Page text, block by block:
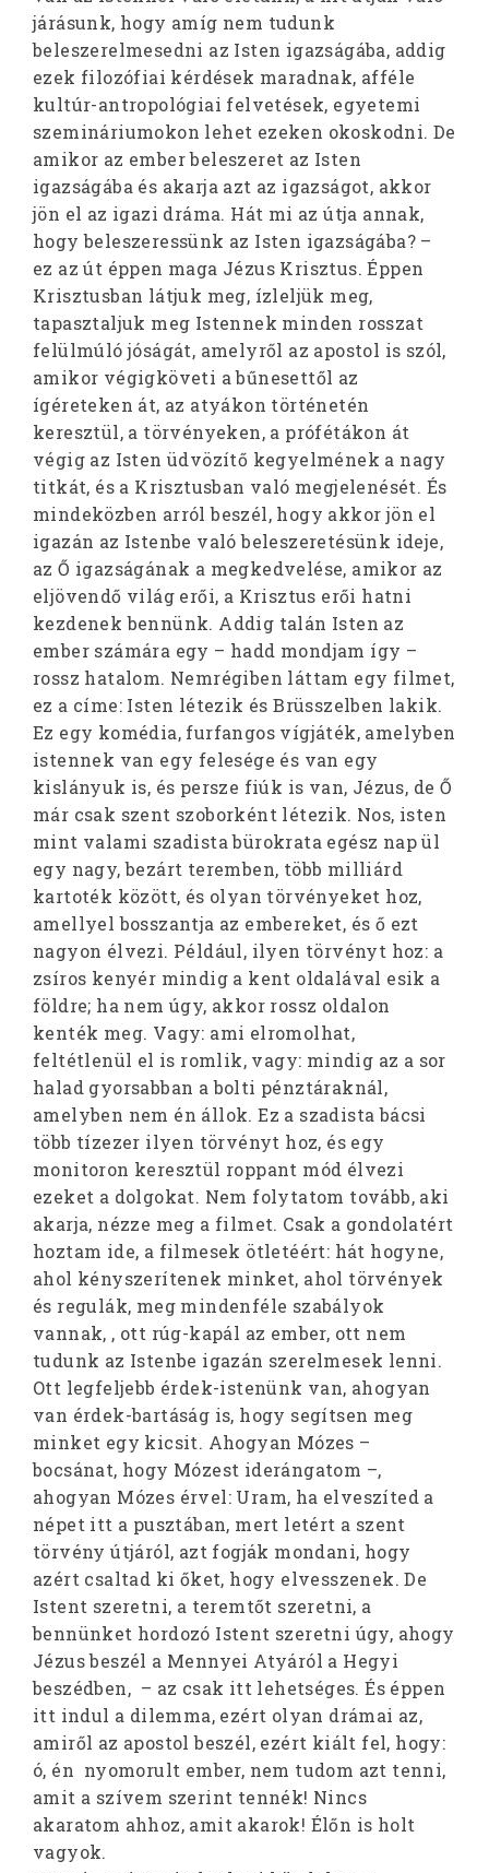
járásunk, hogy amíg nem tudunk
beleszerelmesedni az Isten igazságába, addig
ezek filozófiai kérdések maradnak, afféle
kultúr-antropológiai felvetések, egyetemi
szemináriumokon lehet ezeken okoskodni. De
amikor az ember beleszeret az Isten
igazságába és akarja azt az igazságot, akkor
jön el az igazi dráma. Hát mi az útja annak,
hogy beleszeressünk az Isten igazságába? –
ez az út éppen maga Jézus Krisztus. Éppen
Krisztusban látjuk meg, ízleljük meg,
tapasztaljuk meg Istennek minden rosszat
felülmúló jóságát, amelyről az apostol is szól,
amikor végigköveti a bűnesettől az
ígéreteken át, az atyákon történetén
keresztül, a törvényeken, a prófétákon át
végig az Isten üdvözítő kegyelmének a nagy
titkát, és a Krisztusban való megjelenését. És
mindeközben arról beszél, hogy akkor jön el
igazán az Istenbe való beleszeretésünk ideje,
az Ő igazságának a megkedvelése, amikor az
eljövendő világ erői, a Krisztus erői hatni
kezdenek bennünk. Addig talán Isten az
ember számára egy – hadd mondjam így –
rossz hatalom. Nemrégiben láttam egy filmet,
ez a címe: Isten létezik és Brüsszelben lakik.
Ez egy komédia, furfangos vígjáték, amelyben
istennek van egy felesége és van egy
kislányuk is, és persze fiúk is van, Jézus, de Ő
már csak szent szoborként létezik. Nos, isten
mint valami szadista bürokrata egész nap ül
egy nagy, bezárt teremben, több milliárd
kartoték között, és olyan törvényeket hoz,
amellyel bosszantja az embereket, és ő ezt
nagyon élvezi. Például, ilyen törvényt hoz: a
zsíros kenyér mindig a kent oldalával esik a
földre; ha nem úgy, akkor rossz oldalon
kenték meg. Vagy: ami elromolhat,
feltétlenül el is romlik, vagy: mindig az a sor
halad gyorsabban a bolti pénztáraknál,
amelyben nem én állok. Ez a szadista bácsi
több tízezer ilyen törvényt hoz, és egy
monitoron keresztül roppant mód élvezi
ezeket a dolgokat. Nem folytatom tovább, aki
akarja, nézze meg a filmet. Csak a gondolatért
hoztam ide, a filmesek ötletéért: hát hogyne,
ahol kényszerítenek minket, ahol törvények
és regulák, meg mindenféle szabályok
vannak, , ott rúg-kapál az ember, ott nem
tudunk az Istenbe igazán szerelmesek lenni.
Ott legfeljebb érdek-istenünk van, ahogyan
van érdek-bartáság is, hogy segítsen meg
minket egy kicsit. Ahogyan Mózes –
bocsánat, hogy Mózest iderángatom –,
ahogyan Mózes érvel: Uram, ha elveszíted a
népet itt a pusztában, mert letért a szent
törvény útjáról, azt fogják mondani, hogy
azért csaltad ki őket, hogy elvesszenek. De
Istent szeretni, a teremtőt szeretni, a
bennünket hordozó Istent szeretni úgy, ahogy
Jézus beszél a Mennyei Atyáról a Hegyi
beszédben, – az csak itt lehetséges. És éppen
itt indul a dilemma, ezért olyan drámai az,
amiről az apostol beszél, ezért kiált fel, hogy:
ó, én nyomorult ember, nem tudom azt tenni,
amit a szívem szerint tennék! Nincs
akaratom ahhoz, amit akarok! Élőn is holt
vagyok.